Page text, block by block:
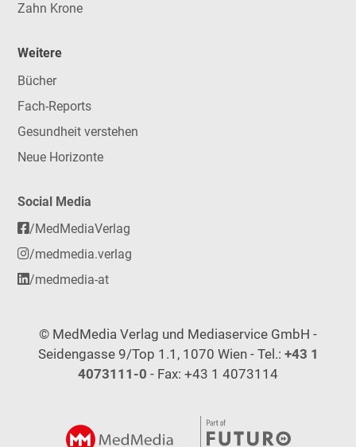
Zahn Krone
Weitere
Bücher
Fach-Reports
Gesundheit verstehen
Neue Horizonte
Social Media
/MedMediaVerlag
/medmedia.verlag
/medmedia-at
© MedMedia Verlag und Mediaservice GmbH -
Seidengasse 9/Top 1.1, 1070 Wien - Tel.: +43 1
4073111-0 - Fax: +43 1 4073114